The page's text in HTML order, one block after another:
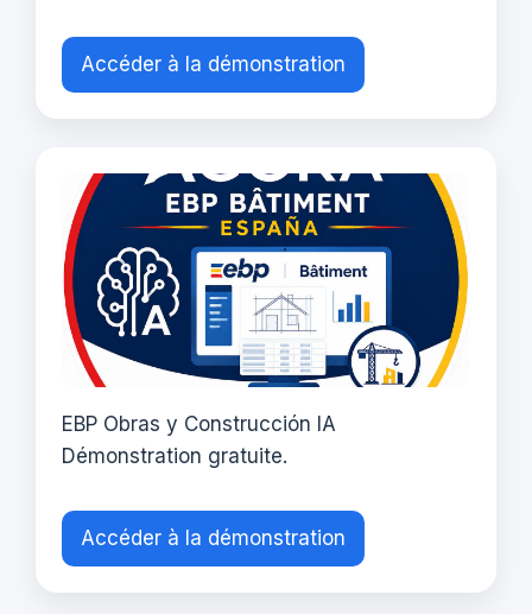
Accéder à la démonstration
EBP Obras y Construcción IA
Démonstration gratuite.
Accéder à la démonstration